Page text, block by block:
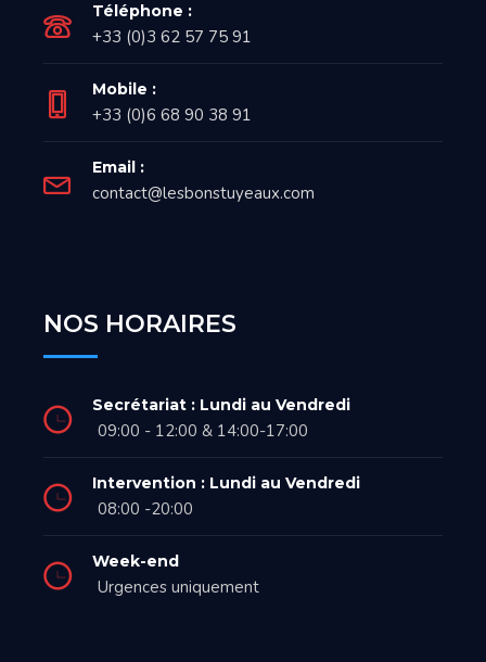
Téléphone :
+33 (0)3 62 57 75 91
Mobile :
+33 (0)6 68 90 38 91
Email :
contact@lesbonstuyeaux.com
NOS HORAIRES
Secrétariat : Lundi au Vendredi
09:00 - 12:00 & 14:00-17:00
Intervention : Lundi au Vendredi
08:00 -20:00
Week-end
Urgences uniquement